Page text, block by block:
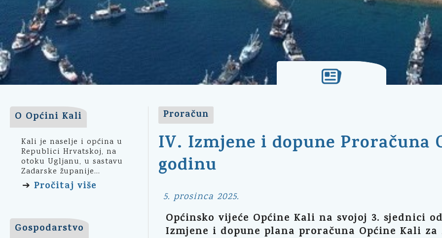
O Općini Kali
Kali je naselje i općina u
Republici Hrvatskoj, na
otoku Ugljanu, u sastavu
Zadarske županije...
➔ Pročitaj više
Gospodarstvo
Proračun
IV. Izmjene i dopune Proračuna
godinu
5. prosinca 2025.
Općinsko vijeće Općine Kali na svojoj 3. sjednici
Izmjene i dopune plana proračuna Općine Kali za